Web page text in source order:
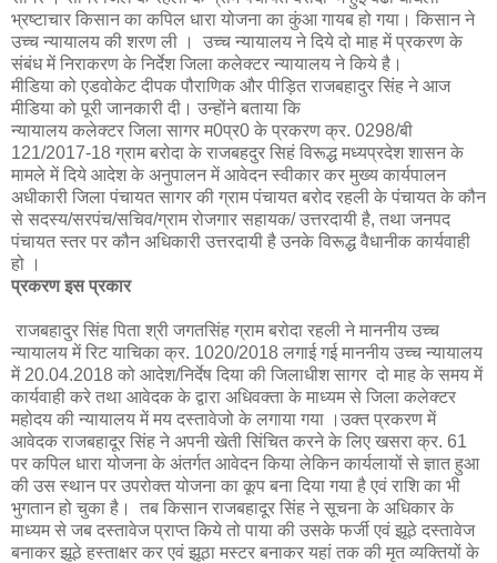
भ्रष्टाचार किसान का कपिल धारा योजना का कुंआ गायब हो गया। किसान ने
उच्च न्यायालय की शरण ली । उच्च न्यायालय ने दिये दो माह में प्रकरण के
संबंध में निराकरण के निर्देश जिला कलेक्टर न्यायालय ने किये है।
मीडिया को एडवोकेट दीपक पौराणिक और पीड़ित राजबहादुर सिंह ने आज
मीडिया को पूरी जानकारी दी। उन्होंने बताया कि
न्यायालय कलेक्टर जिला सागर म0प्र0 के प्रकरण क्र. 0298/बी
121/2017-18 ग्राम बरोदा के राजबहदुर सिहं विरूद्ध मध्यप्रदेश शासन के
मामले में दिये आदेश के अनुपालन में आवेदन स्वीकार कर मुख्य कार्यपालन
अधीकारी जिला पंचायत सागर की ग्राम पंचायत बरोद रहली के पंचायत के कौन
से सदस्य/सरपंच/सचिव/ग्राम रोजगार सहायक/ उत्तरदायी है, तथा जनपद
पंचायत स्तर पर कौन अधिकारी उत्तरदायी है उनके विरूद्ध वैधानीक कार्यवाही
हो ।
प्रकरण इस प्रकार
राजबहादुर सिंह पिता श्री जगतसिंह ग्राम बरोदा रहली ने माननीय उच्च
न्यायालय में रिट याचिका क्र. 1020/2018 लगाई गई माननीय उच्च न्यायालय
में 20.04.2018 को आदेश/निर्देष दिया की जिलाधीश सागर दो माह के समय में
कार्यवाही करे तथा आवेदक के द्वारा अधिवक्ता के माध्यम से जिला कलेक्टर
महोदय की न्यायालय में मय दस्तावेजो के लगाया गया ।उक्त प्रकरण में
आवेदक राजबहादूर सिंह ने अपनी खेती सिंचित करने के लिए खसरा क्र. 61
पर कपिल धारा योजना के अंतर्गत आवेदन किया लेकिन कार्यलायों से ज्ञात हुआ
की उस स्थान पर उपरोक्त योजना का कूप बना दिया गया है एवं राशि का भी
भुगतान हो चुका है। तब किसान राजबहादूर सिंह ने सूचना के अधिकार के
माध्यम से जब दस्तावेज प्राप्त किये तो पाया की उसके फर्जी एवं झूठे दस्तावेज
बनाकर झूठे हस्ताक्षर कर एवं झूठा मस्टर बनाकर यहां तक की मृत व्यक्तियों के